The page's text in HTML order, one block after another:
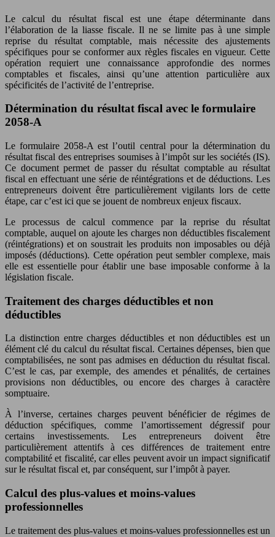
Le calcul du résultat fiscal est une étape déterminante dans
l’élaboration de la liasse fiscale. Il ne se limite pas à une simple
reprise du résultat comptable, mais nécessite des ajustements
spécifiques pour se conformer aux règles fiscales en vigueur. Cette
opération requiert une connaissance approfondie des normes
comptables et fiscales, ainsi qu’une attention particulière aux
spécificités de l’activité de l’entreprise.
Détermination du résultat fiscal avec le formulaire
2058-A
Le formulaire 2058-A est l’outil central pour la détermination du
résultat fiscal des entreprises soumises à l’impôt sur les sociétés (IS).
Ce document permet de passer du résultat comptable au résultat
fiscal en effectuant une série de réintégrations et de déductions. Les
entrepreneurs doivent être particulièrement vigilants lors de cette
étape, car c’est ici que se jouent de nombreux enjeux fiscaux.
Le processus de calcul commence par la reprise du résultat
comptable, auquel on ajoute les charges non déductibles fiscalement
(réintégrations) et on soustrait les produits non imposables ou déjà
imposés (déductions). Cette opération peut sembler complexe, mais
elle est essentielle pour établir une base imposable conforme à la
législation fiscale.
Traitement des charges déductibles et non
déductibles
La distinction entre charges déductibles et non déductibles est un
élément clé du calcul du résultat fiscal. Certaines dépenses, bien que
comptabilisées, ne sont pas admises en déduction du résultat fiscal.
C’est le cas, par exemple, des amendes et pénalités, de certaines
provisions non déductibles, ou encore des charges à caractère
somptuaire.
À l’inverse, certaines charges peuvent bénéficier de régimes de
déduction spécifiques, comme l’amortissement dégressif pour
certains investissements. Les entrepreneurs doivent être
particulièrement attentifs à ces différences de traitement entre
comptabilité et fiscalité, car elles peuvent avoir un impact significatif
sur le résultat fiscal et, par conséquent, sur l’impôt à payer.
Calcul des plus-values et moins-values
professionnelles
Le traitement des plus-values et moins-values professionnelles est un